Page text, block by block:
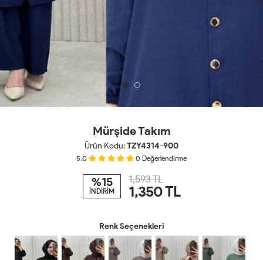
Mürşide Takım
Ürün Kodu:TZY4314-900
5.0 0 Değerlendirme
%15
İNDİRİM
1,593 TL
1,350TL
Renk Seçenekleri